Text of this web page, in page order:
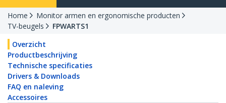
Home
Monitor armen en ergonomische producten
TV-beugels
FPWARTS1
Overzicht
Productbeschrijving
Technische specificaties
Drivers & Downloads
FAQ en naleving
Accessoires